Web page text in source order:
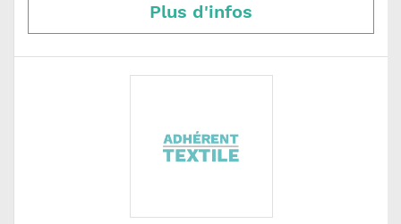
Plus d'infos